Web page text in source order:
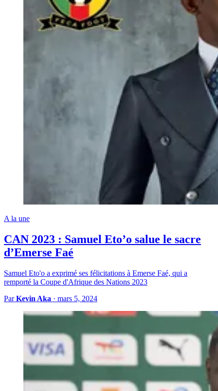
A la une
CAN 2023 : Samuel Eto’o salue le sacre
d’Emerse Faé
Samuel Eto'o a exprimé ses félicitations à Emerse Faé, qui a
remporté la Coupe d'Afrique des Nations 2023
ParKevin Aka · mars 5, 2024